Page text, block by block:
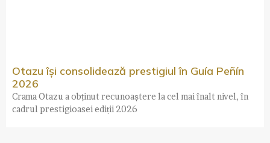
Otazu își consolidează prestigiul în Guía Peñín
2026
Crama Otazu a obținut recunoaștere la cel mai înalt nivel, în
cadrul prestigioasei ediții 2026